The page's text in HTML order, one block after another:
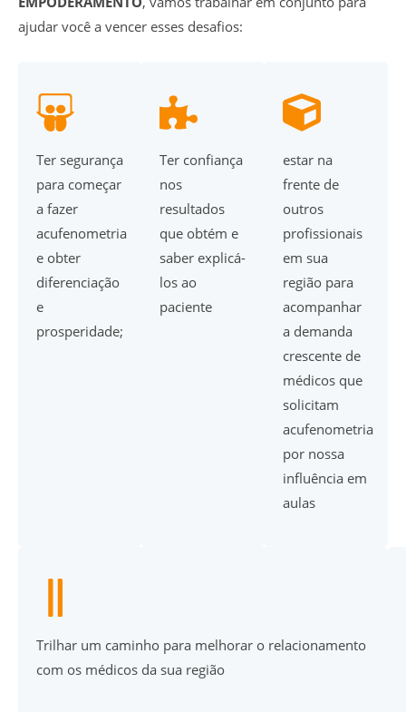
ajudar você a vencer esses desafios:
Ter segurança
para começar
a fazer
acufenometria
e obter
diferenciação
e
prosperidade;
Ter confiança
nos
resultados
que obtém e
saber explicá-
los ao
paciente
estar na
frente de
outros
profissionais
em sua
região para
acompanhar
a demanda
crescente de
médicos que
solicitam
acufenometria
por nossa
influência em
aulas
Trilhar um caminho para melhorar o relacionamento
com os médicos da sua região